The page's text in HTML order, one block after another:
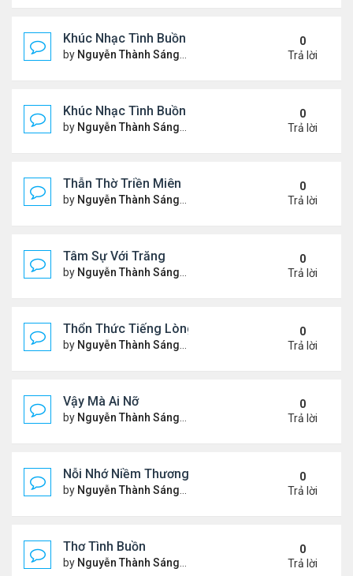
Khúc Nhạc Tình Buồn – 2
by Nguyễn Thành Sáng Thứ 2 Tháng 12 18, 2023 1:51
0
Trả lời
Khúc Nhạc Tình Buồn - 1
by Nguyễn Thành Sáng Chủ nhật Tháng 12 10, 2023
0
Trả lời
Thẫn Thờ Triền Miên
by Nguyễn Thành Sáng Thứ 2 Tháng 12 04, 2023 1:28
0
Trả lời
Tâm Sự Với Trăng
by Nguyễn Thành Sáng Thứ 5 Tháng 11 23, 2023 6:37
0
Trả lời
Thổn Thức Tiếng Lòng
by Nguyễn Thành Sáng Chủ nhật Tháng 11 19, 2023
0
Trả lời
Vậy Mà Ai Nỡ
by Nguyễn Thành Sáng Thứ 3 Tháng 11 14, 2023 6:03
0
Trả lời
Nỗi Nhớ Niềm Thương Dưới Nắng Tà
by Nguyễn Thành Sáng Thứ 7 Tháng 11 11, 2023 9:48
0
Trả lời
Thơ Tình Buồn
by Nguyễn Thành Sáng Thứ 7 Tháng 11 04, 2023 8:35
0
Trả lời